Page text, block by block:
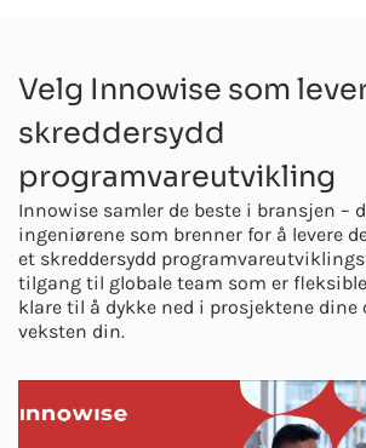
Velg Innowise som
skreddersydd
programvareutvikling
Innowise samler de beste i bransjen –
ingeniørene som brenner for å levere
et skreddersydd
tilgang til globale team som er
klare til å dykke ned i prosjektene dine
veksten din.